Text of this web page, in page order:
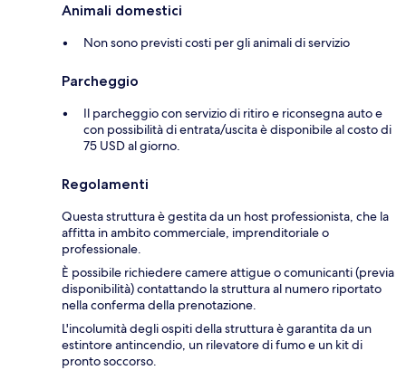
Animali domestici
Non sono previsti costi per gli animali di servizio
Parcheggio
Il parcheggio con servizio di ritiro e riconsegna auto e
con possibilità di entrata/uscita è disponibile al costo di
75 USD al giorno.
Regolamenti
Questa struttura è gestita da un host professionista, che la
affitta in ambito commerciale, imprenditoriale o
professionale.
È possibile richiedere camere attigue o comunicanti (previa
disponibilità) contattando la struttura al numero riportato
nella conferma della prenotazione.
L'incolumità degli ospiti della struttura è garantita da un
estintore antincendio, un rilevatore di fumo e un kit di
pronto soccorso.